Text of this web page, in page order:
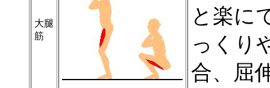
大腿
筋
と楽に
っくり
合、屈